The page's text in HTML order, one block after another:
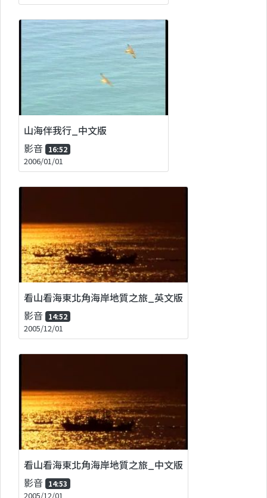
山海伴我行_中文版
影音 16:52
2006/01/01
看山看海東北角海岸地質之旅_英文版
影音 14:52
2005/12/01
看山看海東北角海岸地質之旅_中文版
影音 14:53
2005/12/01